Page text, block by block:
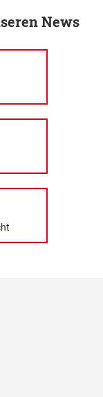
News